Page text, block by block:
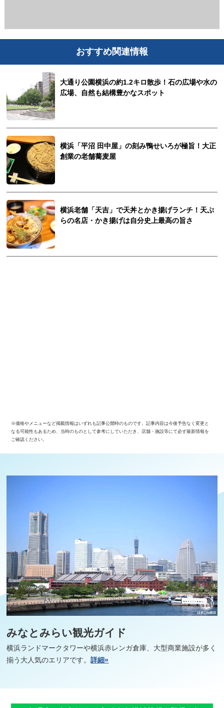
おすすめ関連情報
大通り公園横浜の約1.2キロ散歩！石の広場や水の
広場、自然も結構豊かなスポット
横浜「平沼 田中屋」の刻み鴨せいろが極旨！大正
創業の老舗蕎麦屋
横浜老舗「天吉」で天丼とかき揚げランチ！天ぷ
らの名店・かき揚げは自分史上最高の旨さ
※価格やメニューなど掲載情報はいずれも記事公開時のものです。記事内容は今後予告なく変更と
なる可能性もあるため、当時のものとして参考にしていただき、店舗・施設等にて必ず最新情報を
ご確認ください。
みなとみらい観光ガイド
横浜ランドマークタワーや横浜赤レンガ倉庫、大型商業施設が多く
揃う大人気のエリアです。詳細»